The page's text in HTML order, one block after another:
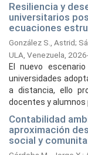
Resiliencia y
universitarios
ecuaciones
González S., Astrid;
ULA, Venezuela,
El nuevo
universidades
a distancia, ello
docentes y alumnos
Contabilidad
aproximación
social y